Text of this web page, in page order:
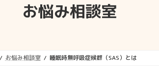
お悩み相談室
お悩み相談室 睡眠時無呼吸症候群（SAS）とは